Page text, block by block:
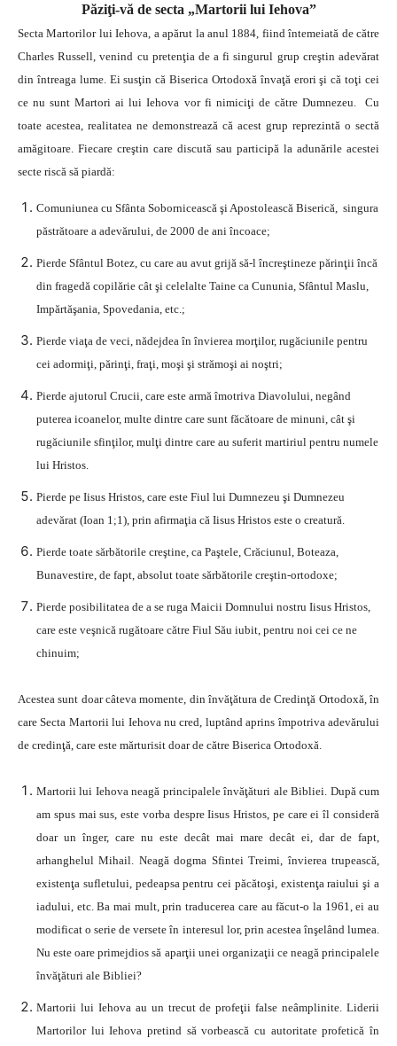
Păziţi-vă de secta „Martorii lui Iehova”
Secta Martorilor lui Iehova, a apărut la anul 1884, fiind întemeiată de către
Charles Russell, venind cu pretenţia de a fi singurul grup creştin adevărat
din întreaga lume. Ei susţin că Biserica Ortodoxă învaţă erori şi că toţi cei
ce nu sunt Martori ai lui Iehova vor fi nimiciţi de către Dumnezeu. Cu
toate acestea, realitatea ne demonstrează că acest grup reprezintă o sectă
amăgitoare. Fiecare creştin care discută sau participă la adunările acestei
secte riscă să piardă:
Comuniunea cu Sfânta Sobornicească şi Apostolească Biserică, singura
păstrătoare a adevărului, de 2000 de ani încoace;
Pierde Sfântul Botez, cu care au avut grijă să-l încreştineze părinţii încă
din fragedă copilărie cât şi celelalte Taine ca Cununia, Sfântul Maslu,
Impărtăşania, Spovedania, etc.;
Pierde viaţa de veci, nădejdea în învierea morţilor, rugăciunile pentru
cei adormiţi, părinţi, fraţi, moşi şi strămoşi ai noştri;
Pierde ajutorul Crucii, care este armă îmotriva Diavolului, negând
puterea icoanelor, multe dintre care sunt făcătoare de minuni, cât şi
rugăciunile sfinţilor, mulţi dintre care au suferit martiriul pentru numele
lui Hristos.
Pierde pe Iisus Hristos, care este Fiul lui Dumnezeu şi Dumnezeu
adevărat (Ioan 1;1), prin afirmaţia că Iisus Hristos este o creatură.
Pierde toate sărbătorile creştine, ca Paştele, Crăciunul, Boteaza,
Bunavestire, de fapt, absolut toate sărbătorile creştin-ortodoxe;
Pierde posibilitatea de a se ruga Maicii Domnului nostru Iisus Hristos,
care este veşnică rugătoare către Fiul Său iubit, pentru noi cei ce ne
chinuim;
Acestea sunt doar câteva momente, din învăţătura de Credinţă Ortodoxă, în
care Secta Martorii lui Iehova nu cred, luptând aprins împotriva adevărului
de credinţă, care este mărturisit doar de către Biserica Ortodoxă.
Martorii lui Iehova neagă principalele învăţături ale Bibliei. După cum
am spus mai sus, este vorba despre Iisus Hristos, pe care ei îl consideră
doar un înger, care nu este decât mai mare decât ei, dar de fapt,
arhanghelul Mihail. Neagă dogma Sfintei Treimi, învierea trupească,
existenţa sufletului, pedeapsa pentru cei păcătoşi, existenţa raiului şi a
iadului, etc. Ba mai mult, prin traducerea care au făcut-o la 1961, ei au
modificat o serie de versete în interesul lor, prin acestea înşelând lumea.
Nu este oare primejdios să aparţii unei organizaţii ce neagă principalele
învăţături ale Bibliei?
Martorii lui Iehova au un trecut de profeţii false neâmplinite. Liderii
Martorilor lui Iehova pretind să vorbească cu autoritate profetică în